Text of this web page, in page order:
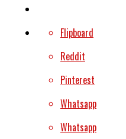
Flipboard
Reddit
Pinterest
Whatsapp
Whatsapp